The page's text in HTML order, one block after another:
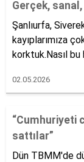
Gerçek,
Şanlıurfa,
kayıplarımıza
korktuk.Nasıl bu
02.05.2026
“Cumhuriyeti
sattılar”
Dün TBMM'de